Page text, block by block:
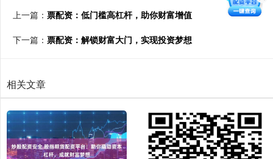
上一篇： 票配资：低门槛高杠杆，助你财富增值
下一篇： 票配资：解锁财富大门，实现投资梦想
相关文章